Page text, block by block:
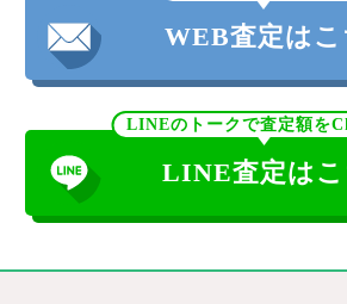
WEB査定はこ
LINEのトークで査定額を
LINE査定はこ